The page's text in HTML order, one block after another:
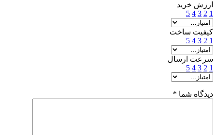
ارزش خرید
1
2
3
4
5
کیفیت ساخت
1
2
3
4
5
سرعت ارسال
1
2
3
4
5
دیدگاه شما *